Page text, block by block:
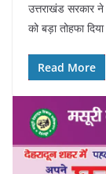
c
e
b
o
o
k
s
A
p
p
उत्तराखंड सरकार ने
को बड़ा तोहफा
Read More